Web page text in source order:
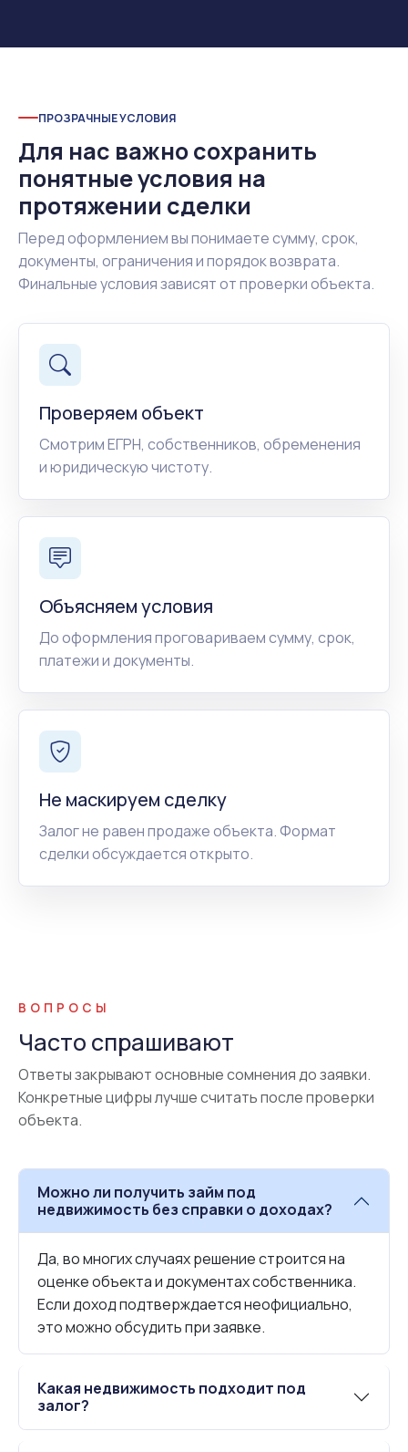
ПРОЗРАЧНЫЕ УСЛОВИЯ
Для нас важно сохранить
понятные условия на
протяжении сделки
Перед оформлением вы понимаете сумму, срок,
документы, ограничения и порядок возврата.
Финальные условия зависят от проверки объекта.
Проверяем объект
Смотрим ЕГРН, собственников, обременения
и юридическую чистоту.
Объясняем условия
До оформления проговариваем сумму, срок,
платежи и документы.
Не маскируем сделку
Залог не равен продаже объекта. Формат
сделки обсуждается открыто.
ВОПРОСЫ
Часто спрашивают
Ответы закрывают основные сомнения до заявки.
Конкретные цифры лучше считать после проверки
объекта.
Можно ли получить займ под
недвижимость без справки о доходах?
Да, во многих случаях решение строится на
оценке объекта и документах собственника.
Если доход подтверждается неофициально,
это можно обсудить при заявке.
Какая недвижимость подходит под
залог?